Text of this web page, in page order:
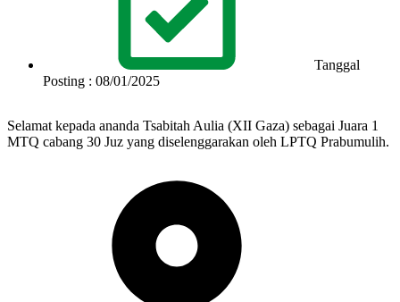
Tanggal
Posting : 08/01/2025
Selamat kepada ananda Tsabitah Aulia (XII Gaza) sebagai Juara 1
MTQ cabang 30 Juz yang diselenggarakan oleh LPTQ Prabumulih.